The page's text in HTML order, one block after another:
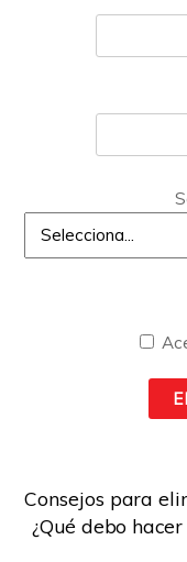
Consejos para
¿Qué debo